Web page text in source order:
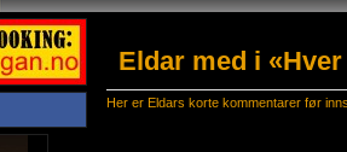
Eldar med i
Her er Eldars korte kommentarer før